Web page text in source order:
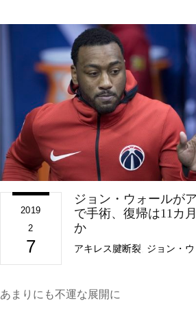
2019
2
7
ジョン・ウォールが
で手術、復帰は11カ
か
アキレス腱断裂, ジョン・
あまりにも不運な展開に